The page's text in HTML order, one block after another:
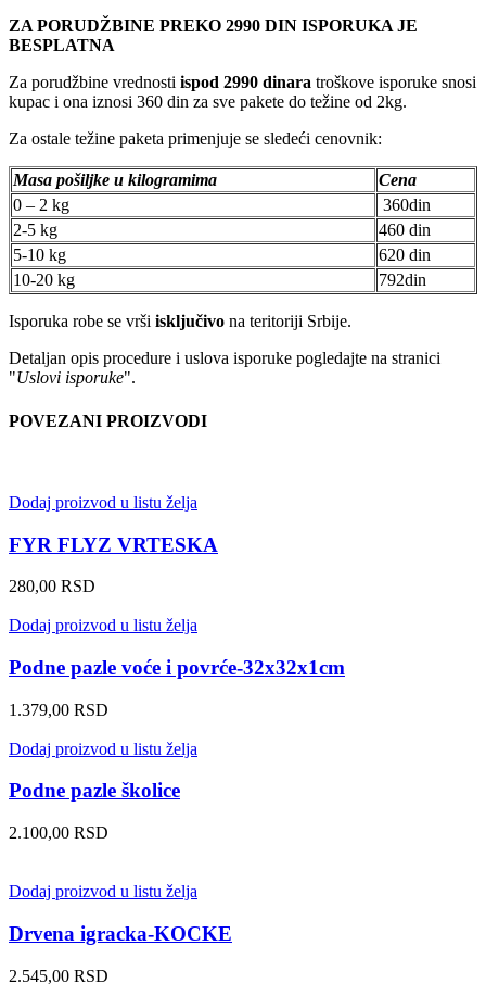
ZA PORUDŽBINE PREKO 2990 DIN ISPORUKA JE
BESPLATNA
Za porudžbine vrednosti ispod 2990 dinara troškove isporuke snosi
kupac i ona iznosi 360 din za sve pakete do težine od 2kg.
Za ostale težine paketa primenjuje se sledeći cenovnik:
Masa pošiljke u kilogramima
Cena
0 – 2 kg
360din
2-5 kg
460 din
5-10 kg
620 din
10-20 kg
792din
Isporuka robe se vrši isključivo na teritoriji Srbije.
Detaljan opis procedure i uslova isporuke pogledajte na stranici
"Uslovi isporuke".
POVEZANI PROIZVODI
Dodaj proizvod u listu želja
FYR FLYZ VRTESKA
280,00 RSD
Dodaj proizvod u listu želja
Podne pazle voće i povrće-32x32x1cm
1.379,00 RSD
Dodaj proizvod u listu želja
Podne pazle školice
2.100,00 RSD
Dodaj proizvod u listu želja
Drvena igracka-KOCKE
2.545,00 RSD